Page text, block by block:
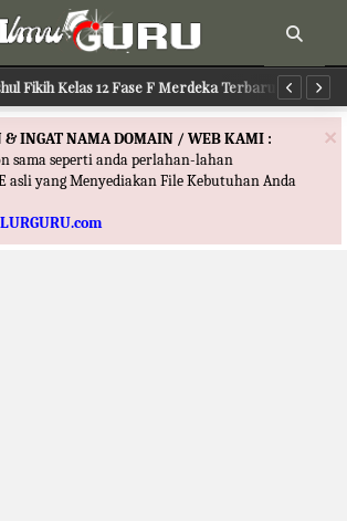
Fikih Kelas 12 Fase F Merdeka Terbaru
Ilmu Tafsir Kelas 12 Fase F Merdeka Terbaru
×
& INGAT NAMA DOMAIN / WEB KAMI :
sama seperti anda perlahan-lahan
asli yang Menyediakan File Kebutuhan Anda